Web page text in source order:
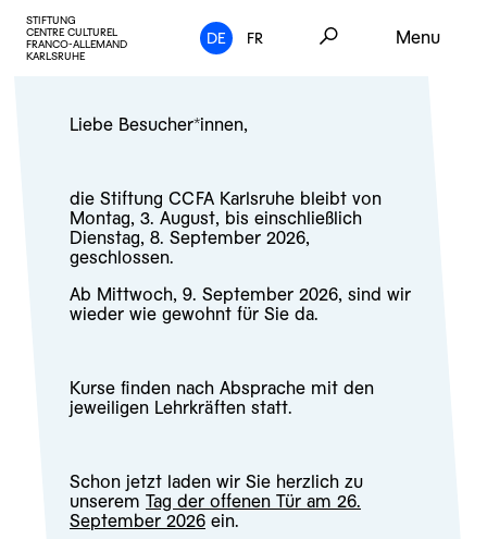
STIFTUNG
CENTRE CULTUREL
FRANCO-ALLEMAND
KARLSRUHE
DE FR Menu
Liebe Besucher*innen,
die Stiftung CCFA Karlsruhe bleibt von
Montag, 3. August, bis einschließlich
Dienstag, 8. September 2026,
geschlossen.
Ab Mittwoch, 9. September 2026, sind wir
wieder wie gewohnt für Sie da.
Kurse finden nach Absprache mit den
jeweiligen Lehrkräften statt.
Schon jetzt laden wir Sie herzlich zu
unserem Tag der offenen Tür am 26.
September 2026ein.